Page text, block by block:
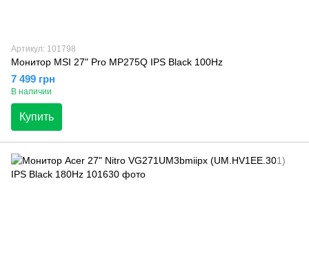
Артикул: 101798
Монитор MSI 27" Pro MP275Q IPS Black 100Hz
7 499 грн
В наличии
Купить